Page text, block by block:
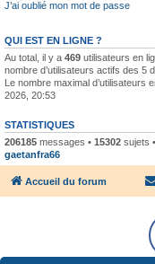
J’ai oublié mon mot de passe
QUI EST EN LIGNE ?
Au total, il y a 469 utilisateurs en
nombre d’utilisateurs actifs des 5
Le nombre maximal d’utilisateurs
2026, 20:53
STATISTIQUES
206185 messages • 15302 sujets •
gaetanfra66
Accueil du forum